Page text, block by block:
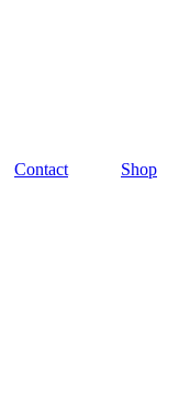
Contact Shop